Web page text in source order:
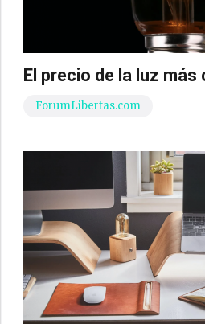
El precio de la luz
ForumLibertas.com